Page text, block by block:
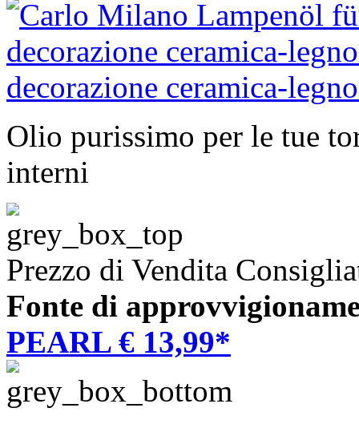
Olio purissimo per le tue
interni
Prezzo di Vendita
Fonte di
PEARL € 13,99*